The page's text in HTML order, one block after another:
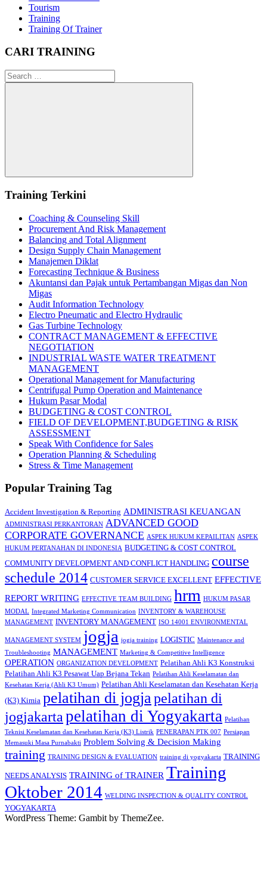
Tourism
Training
Training Of Trainer
CARI TRAINING
Search
for:
Search
Training Terkini
Coaching & Counseling Skill
Procurement And Risk Management
Balancing and Total Alignment
Design Supply Chain Management
Manajemen Diklat
Forecasting Technique & Business
Akuntansi dan Pajak untuk Pertambangan Migas dan Non
Migas
Audit Information Technology
Electro Pneumatic and Electro Hydraulic
Gas Turbine Technology
CONTRACT MANAGEMENT & EFFECTIVE
NEGOTIATION
INDUSTRIAL WASTE WATER TREATMENT
MANAGEMENT
Operational Management for Manufacturing
Centrifugal Pump Operation and Maintenance
Hukum Pasar Modal
BUDGETING & COST CONTROL
FIELD OF DEVELOPMENT,BUDGETING & RISK
ASSESSMENT
Speak With Confidence for Sales
Operation Planning & Scheduling
Stress & Time Management
Popular Training Tag
Accident Investigation & Reporting ADMINISTRASI KEUANGAN
ADMINISTRASI PERKANTORAN ADVANCED GOOD
CORPORATE GOVERNANCE ASPEK HUKUM KEPAILITAN ASPEK
HUKUM PERTANAHAN DI INDONESIA BUDGETING & COST CONTROL
COMMUNITY DEVELOPMENT AND CONFLICT HANDLING course
schedule 2014 CUSTOMER SERVICE EXCELLENT EFFECTIVE
REPORT WRITING EFFECTIVE TEAM BUILDING hrm HUKUM PASAR
MODAL Integrated Marketing Communication INVENTORY & WAREHOUSE
MANAGEMENT INVENTORY MANAGEMENT ISO 14001 ENVIRONMENTAL
MANAGEMENT SYSTEM jogja jogja training LOGISTIC Maintenance and
Troubleshooting MANAGEMENT Marketing & Competitive Intelligence
OPERATION ORGANIZATION DEVELOPMENT Pelatihan Ahli K3 Konstruksi
Pelatihan Ahli K3 Pesawat Uap Bejana Tekan Pelatihan Ahli Keselamatan dan
Kesehatan Kerja (Ahli K3 Umum) Pelatihan Ahli Keselamatan dan Kesehatan Kerja
(K3) Kimia pelatihan di jogjapelatihan di
jogjakarta pelatihan di Yogyakarta Pelatihan
Teknisi Keselamatan dan Kesehatan Kerja (K3) Listrik PENERAPAN PTK 007 Persiapan
Memasuki Masa Purnabakti Problem Solving & Decision Making
training TRAINING DESIGN & EVALUATION training di yogyakarta TRAINING
NEEDS ANALYSIS TRAINING of TRAINER Training
Oktober 2014 WELDING INSPECTION & QUALITY CONTROL
YOGYAKARTA
WordPress Theme: Gambit by ThemeZee.